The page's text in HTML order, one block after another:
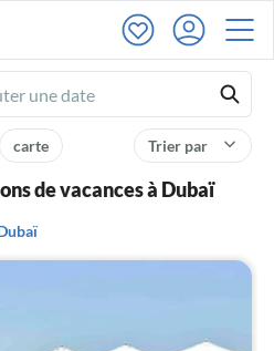
Trier par
carte
de vacances à Dubaï